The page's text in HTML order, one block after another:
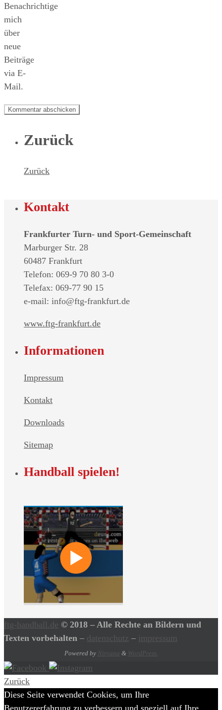
Benachrichtige
mich
über
neue
Beiträge
via E-
Mail.
Zurück
Zurück
Kontakt
Frankfurter Turn- und Sport-Gemeinschaft
Marburger Str. 28
60487 Frankfurt
Telefon: 069-9 70 80 3-0
Telefax: 069-77 90 15
e-mail: info@ftg-frankfurt.de
www.ftg-frankfurt.de
Informationen
Impressum
Kontakt
Downloads
Sitemap
Handball spielen!
ftg-handball.de © 2018 – Alle Rechte an Bildern und
Texten vorbehalten – datenschutz – impressum
Powered by Nirvana & WordPress.
Zurück
Diese Seite verwendet Cookies, um Ihre
Benutzererfahrung zu verbessern und speziell auf Ihre